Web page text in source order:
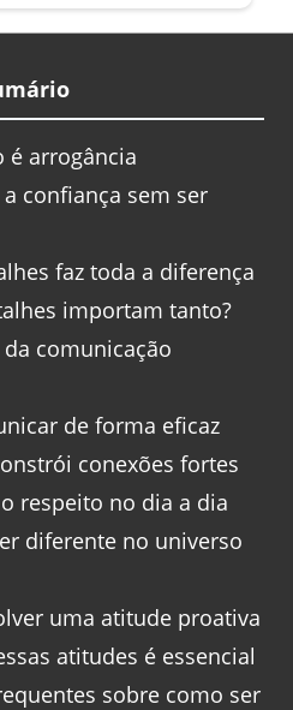
é arrogância
confiança sem ser
faz toda a diferença
importam tanto?
comunicação
de forma eficaz
conexões fortes
respeito no dia a dia
diferente no universo
uma atitude proativa
atitudes é essencial
sobre como ser